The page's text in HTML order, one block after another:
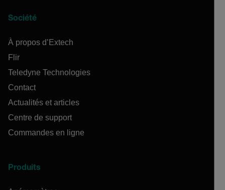
Société
À propos d’Extech
Flir
Teledyne Technologies
Contact
Actualités et articles
Centre de support
Commandes en ligne
Produits